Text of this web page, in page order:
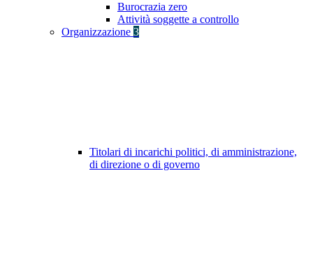
Burocrazia zero
Attività soggette a controllo
Organizzazione 3
Titolari di incarichi politici, di amministrazione,
di direzione o di governo